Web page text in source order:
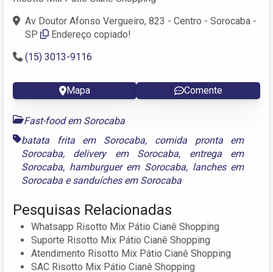
Av Doutor Afonso Vergueiro, 823 - Centro - Sorocaba -
SP
Endereço copiado!
(15) 3013-9116
Mapa Comente
Fast-food em Sorocaba
batata frita em Sorocaba, comida pronta em
Sorocaba, delivery em Sorocaba, entrega em
Sorocaba, hamburguer em Sorocaba, lanches em
Sorocaba esanduíches em Sorocaba
Pesquisas Relacionadas
Whatsapp Risotto Mix Pátio Cianê Shopping
Suporte Risotto Mix Pátio Cianê Shopping
Atendimento Risotto Mix Pátio Cianê Shopping
SAC Risotto Mix Pátio Cianê Shopping